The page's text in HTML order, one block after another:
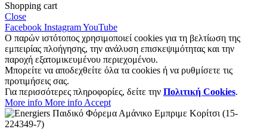
Shopping cart
Close
Facebook InstagramYouTube
Ο παρών ιστότοπος χρησιμοποιεί cookies για τη βελτίωση της
εμπειρίας πλοήγησης, την ανάλυση επισκεψιμότητας και την
παροχή εξατομικευμένου περιεχομένου.
Μπορείτε να αποδεχθείτε όλα τα cookies ή να ρυθμίσετε τις
προτιμήσεις σας.
Για περισσότερες πληροφορίες, δείτε την Πολιτική Cookies.
More info More info Accept